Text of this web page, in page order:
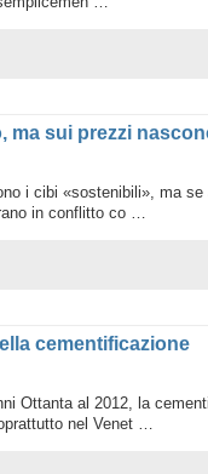
ma sui prezzi
i cibi «sostenibili», ma
in conflitto co …
cementificazione
Ottanta al 2012, la
nel Venet …